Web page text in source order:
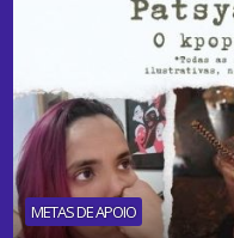
METAS DE APOIO